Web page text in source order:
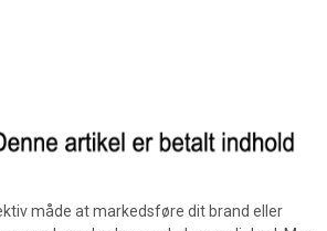
måde at markedsføre dit brand eller